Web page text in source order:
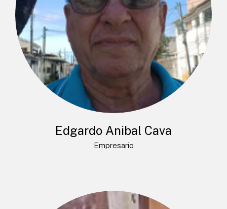
Edgardo Anibal Cava
Empresario